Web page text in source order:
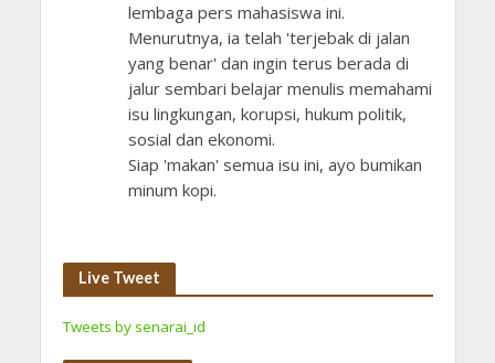
lembaga pers mahasiswa ini.
Menurutnya, ia telah 'terjebak di jalan
yang benar' dan ingin terus berada di
jalur sembari belajar menulis memahami
isu lingkungan, korupsi, hukum politik,
sosial dan ekonomi.
Siap 'makan' semua isu ini, ayo bumikan
minum kopi.
Live Tweet
Tweets by senarai_id